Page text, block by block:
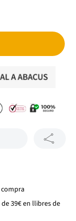
39€ en llibres de